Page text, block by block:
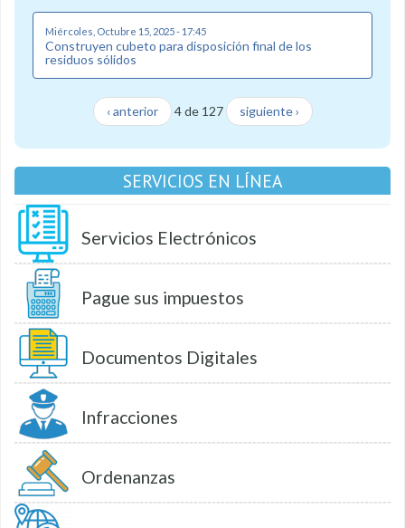
Miércoles, Octubre 15, 2025 - 17:45
Construyen cubeto para disposición final de los
residuos sólidos
‹ anterior 4 de 127 siguiente ›
SERVICIOS EN LÍNEA
Servicios Electrónicos
Pague sus impuestos
Documentos Digitales
Infracciones
Ordenanzas